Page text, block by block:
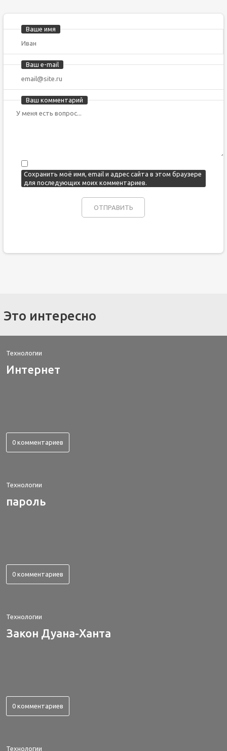
Ваше имя
Ваш e-mail
Ваш комментарий
Сохранить моё имя, email и адрес сайта в этом браузере
для последующих моих комментариев.
Это интересно
Технологии
Интернет
0 комментариев
Технологии
пароль
0 комментариев
Технологии
Закон Дуана-Ханта
0 комментариев
Технологии